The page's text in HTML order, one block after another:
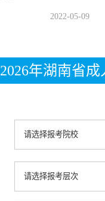
2022-05-09
2026年湖南省